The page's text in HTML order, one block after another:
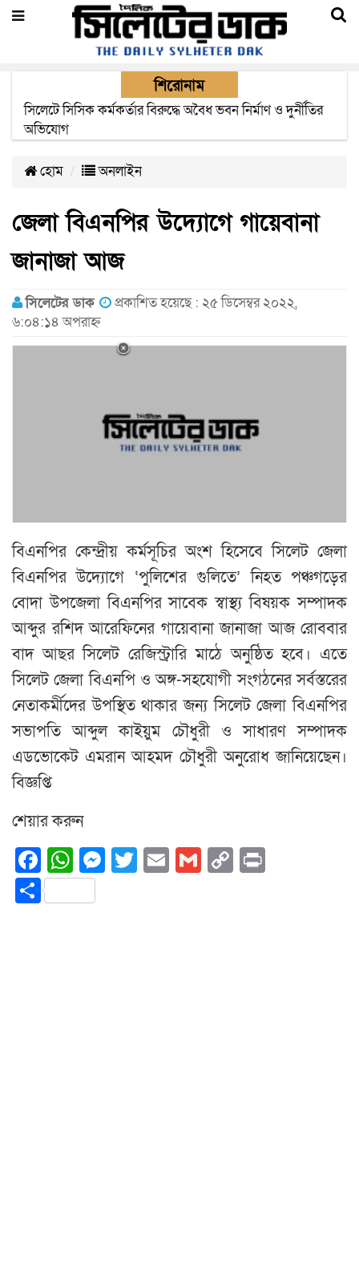
শিরোনাম
সিলেটে সিসিক কর্মকর্তার বিরুদ্ধে অবৈধ ভবন নির্মাণ ও দুর্নীতির
অভিযোগ
হোম অনলাইন
জেলা বিএনপির উদ্যোগে গায়েবানা
জানাজা আজ
সিলেটের ডাক
প্রকাশিত হয়েছে : ২৫ ডিসেম্বর ২০২২,
৬:০৪:১৪ অপরাহ্ন
বিএনপির কেন্দ্রীয় কর্মসূচির অংশ হিসেবে সিলেট জেলা
বিএনপির উদ্যোগে ‘পুলিশের গুলিতে’ নিহত পঞ্চগড়ের
বোদা উপজেলা বিএনপির সাবেক স্বাস্থ্য বিষয়ক সম্পাদক
আব্দুর রশিদ আরেফিনের গায়েবানা জানাজা আজ রোববার
বাদ আছর সিলেট রেজিস্ট্রারি মাঠে অনুষ্ঠিত হবে। এতে
সিলেট জেলা বিএনপি ও অঙ্গ-সহযোগী সংগঠনের সর্বস্তরের
নেতাকর্মীদের উপস্থিত থাকার জন্য সিলেট জেলা বিএনপির
সভাপতি আব্দুল কাইয়ুম চৌধুরী ও সাধারণ সম্পাদক
এডভোকেট এমরান আহমদ চৌধুরী অনুরোধ জানিয়েছেন।
বিজ্ঞপ্তি
শেয়ার করুন
Facebook
WhatsApp
Messenger
Twitter
EmailGmail
Copy
Share